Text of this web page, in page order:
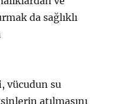
da sağlıklı
, vücudun su
atılmasını